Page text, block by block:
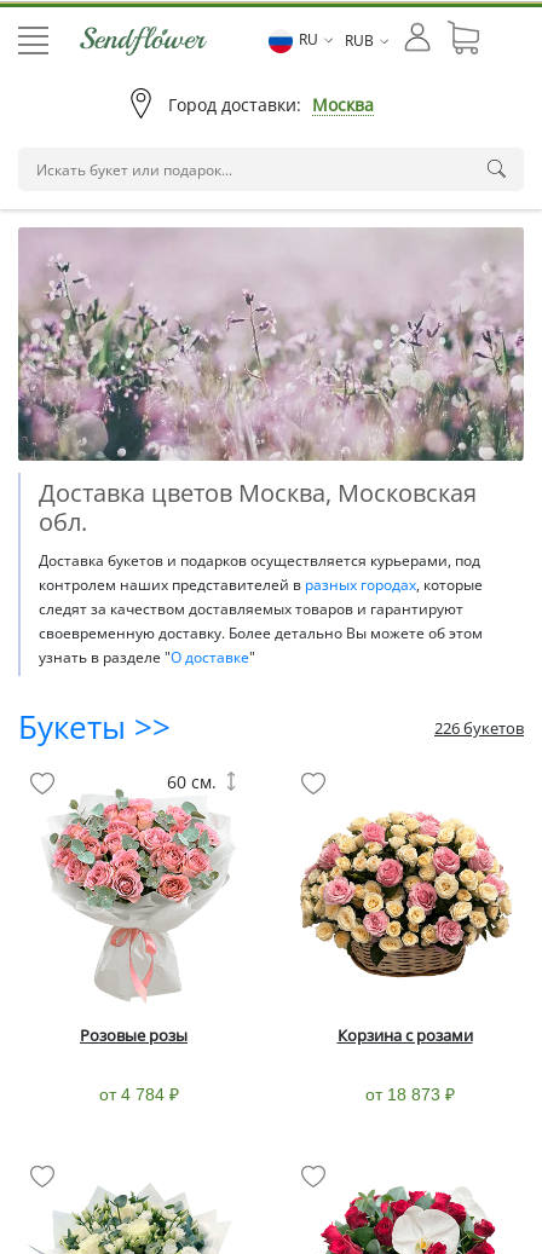
RU RUB
Город доставки: Москва
Доставка цветов Москва, Московская
обл.
Доставка букетов и подарков осуществляется курьерами, под
контролем наших представителей в разных городах, которые
следят за качеством доставляемых товаров и гарантируют
своевременную доставку. Более детально Вы можете об этом
узнать в разделе "О доставке"
Букеты >> 226 букетов
Розовые розы
от 4 784 ₽
60 см.
Корзина с розами
от 18 873 ₽